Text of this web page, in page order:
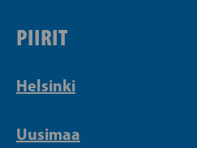
PIIRIT
Helsinki
Uusimaa